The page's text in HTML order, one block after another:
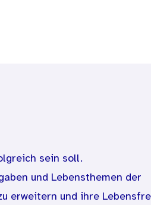
sein soll.
und Lebensthemen der
erweitern und ihre